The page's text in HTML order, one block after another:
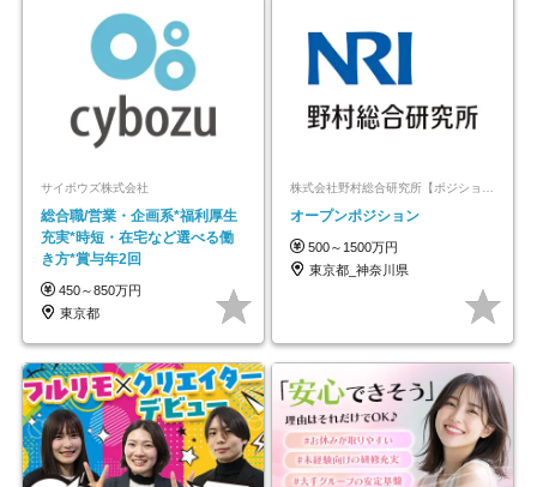
サイボウズ株式会社
総合職/営業・企画系*福利厚生
充実*時短・在宅など選べる働
き方*賞与年2回
450～850万円
東京都
オープンポジション
500～1500万円
東京都_神奈川県